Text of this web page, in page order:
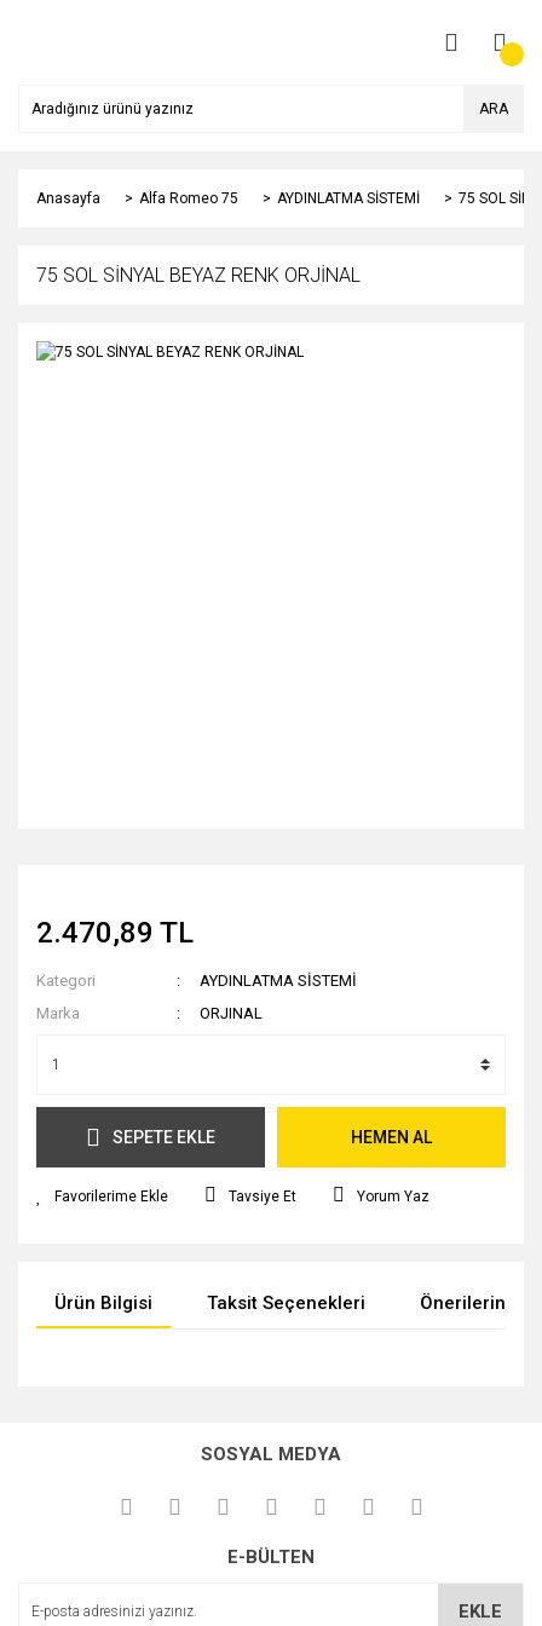
ARA
Anasayfa Alfa Romeo 75 AYDINLATMA SİSTEMİ 75 SOL
75 SOL SİNYAL BEYAZ RENK ORJİNAL
2.470,89 TL
Kategori
AYDINLATMA SİSTEMİ
Marka
ORJINAL
SEPETE EKLE HEMEN AL
Tavsiye Et Yorum Yaz
Ürün Bilgisi Taksit Seçenekleri Önerileriniz
kullanarak tarafımıza iletebilirsiniz.
Görüş ve önerileriniz için teşekkür ederiz.
Ürün açıklamasında eksik bilgiler bulunuyor.
SOSYAL MEDYA
E-BÜLTEN
EKLE